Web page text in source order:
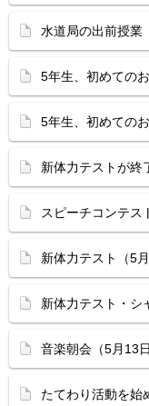
水道局の出前授業
5年生、初めての
5年生、初めての
新体力テストが終
スピーチコンテス
新体力テスト（5月
新体力テスト・シ
音楽朝会（5月13日
たてわり活動を始